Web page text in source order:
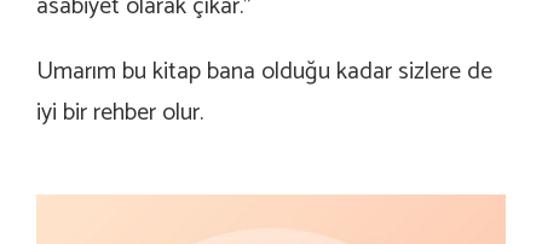
Umarım bu kitap bana olduğu kadar sizlere de
iyi bir rehber olur.